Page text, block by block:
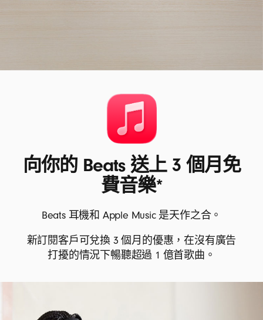
向你的 Beats 送上 3 個月免
費音樂*
Beats 耳機和 Apple Music 是天作之合。
新訂閱客戶可兌換 3 個月的優惠，在沒有廣告
打擾的情況下暢聽超過 1 億首歌曲。